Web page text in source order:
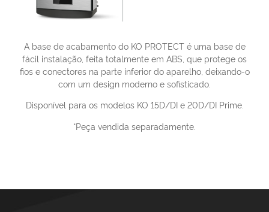
A base de acabamento do KO PROTECT é uma base de
fácil instalação, feita totalmente em ABS, que protege os
fios e conectores na parte inferior do aparelho, deixando-o
com um design moderno e sofisticado.
Disponível para os modelos KO 15D/DI e 20D/DI Prime.
*Peça vendida separadamente.